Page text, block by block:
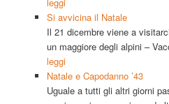
Si avvicina il Natale
Il 21 dicembre viene a
un maggiore degli alpini –
leggi
Natale e Capodanno ’43
Uguale a tutti gli altri giorni